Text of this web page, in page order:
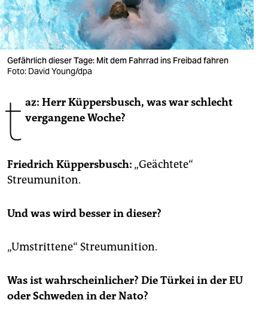
veranstaltungen
shop
fragen & hilfe
unterstützen
abo
genossenschaft
Gefährlich dieser Tage: Mit dem Fahrrad ins Freibad fahren
Foto: David Young/dpa
t az: Herr Küppersbusch, was war schlecht
vergangene Woche?
Friedrich Küppersbusch: „Geächtete“
Streumuniton.
Und was wird besser in dieser?
„Umstrittene“ Streumunition.
Was ist wahrscheinlicher? Die Türkei in der EU
oder Schweden in der Nato?